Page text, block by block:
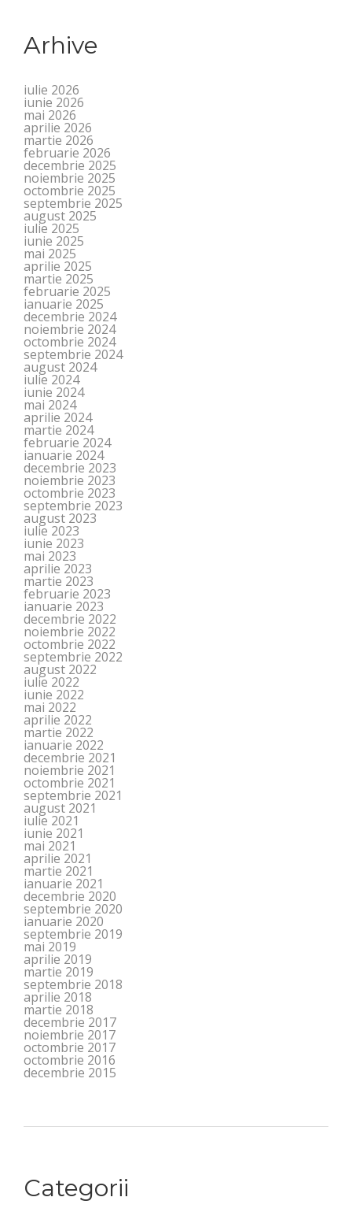
Arhive
iulie 2026
iunie 2026
mai 2026
aprilie 2026
martie 2026
februarie 2026
decembrie 2025
noiembrie 2025
octombrie 2025
septembrie 2025
august 2025
iulie 2025
iunie 2025
mai 2025
aprilie 2025
martie 2025
februarie 2025
ianuarie 2025
decembrie 2024
noiembrie 2024
octombrie 2024
septembrie 2024
august 2024
iulie 2024
iunie 2024
mai 2024
aprilie 2024
martie 2024
februarie 2024
ianuarie 2024
decembrie 2023
noiembrie 2023
octombrie 2023
septembrie 2023
august 2023
iulie 2023
iunie 2023
mai 2023
aprilie 2023
martie 2023
februarie 2023
ianuarie 2023
decembrie 2022
noiembrie 2022
octombrie 2022
septembrie 2022
august 2022
iulie 2022
iunie 2022
mai 2022
aprilie 2022
martie 2022
ianuarie 2022
decembrie 2021
noiembrie 2021
octombrie 2021
septembrie 2021
august 2021
iulie 2021
iunie 2021
mai 2021
aprilie 2021
martie 2021
ianuarie 2021
decembrie 2020
septembrie 2020
ianuarie 2020
septembrie 2019
mai 2019
aprilie 2019
martie 2019
septembrie 2018
aprilie 2018
martie 2018
decembrie 2017
noiembrie 2017
octombrie 2017
octombrie 2016
decembrie 2015
Categorii